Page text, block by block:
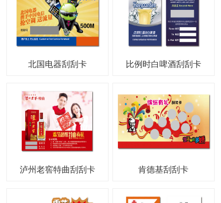
北国电器刮刮卡 比例时白啤酒刮刮卡
泸州老窖特曲刮刮卡 肯德基刮刮卡